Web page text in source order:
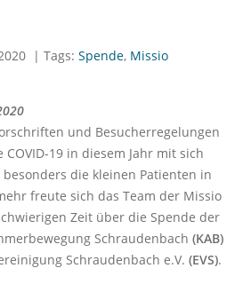
| Tags:Spende, Missio
und Besucherregelungen
19 in diesem Jahr mit sich
die kleinen Patienten in
freute sich das Team der Missio
Zeit über die Spende der
Schraudenbach(KAB)
Schraudenbach e.V.(EVS).